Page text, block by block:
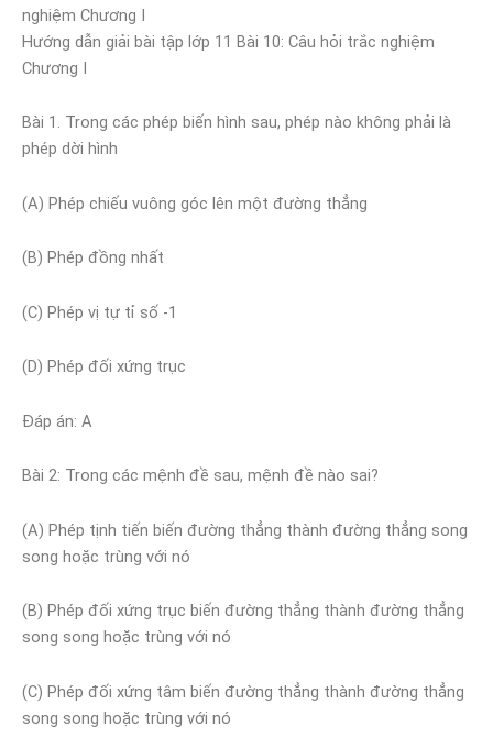
nghiệm Chương I
Hướng dẫn giải bài tập lớp 11 Bài 10: Câu hỏi trắc nghiệm
Chương I
Bài 1. Trong các phép biến hình sau, phép nào không phải là
phép dời hình
(A) Phép chiếu vuông góc lên một đường thẳng
(B) Phép đồng nhất
(C) Phép vị tự tỉ số -1
(D) Phép đối xứng trục
Đáp án: A
Bài 2: Trong các mệnh đề sau, mệnh đề nào sai?
(A) Phép tịnh tiến biến đường thẳng thành đường thẳng song
song hoặc trùng với nó
(B) Phép đối xứng trục biến đường thẳng thành đường thẳng
song song hoặc trùng với nó
(C) Phép đối xứng tâm biến đường thẳng thành đường thẳng
song song hoặc trùng với nó